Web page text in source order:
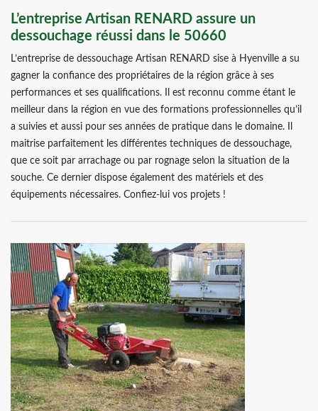
L’entreprise Artisan RENARD assure un
dessouchage réussi dans le 50660
L’entreprise de dessouchage Artisan RENARD sise à Hyenville a su
gagner la confiance des propriétaires de la région grâce à ses
performances et ses qualifications. Il est reconnu comme étant le
meilleur dans la région en vue des formations professionnelles qu’il
a suivies et aussi pour ses années de pratique dans le domaine. Il
maitrise parfaitement les différentes techniques de dessouchage,
que ce soit par arrachage ou par rognage selon la situation de la
souche. Ce dernier dispose également des matériels et des
équipements nécessaires. Confiez-lui vos projets !